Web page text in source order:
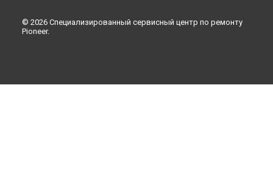
© 2026 Специализированный сервисный центр по ремонту
Pioneer.